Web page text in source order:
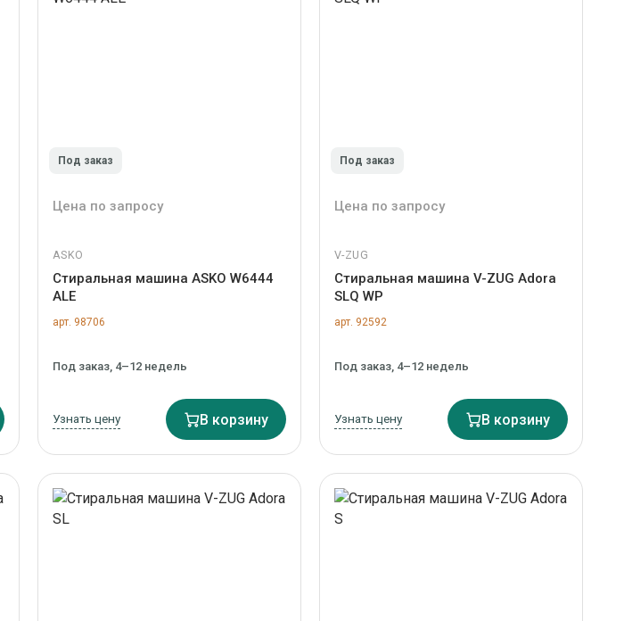
Под заказ
Цена по запросу
ASKO
Стиральная машина ASKO W6444
ALE
арт. 98706
Под заказ, 4–12 недель
Узнать цену В корзину
Под заказ
Цена по запросу
V-ZUG
Стиральная машина V-ZUG Adora
SLQ WP
арт. 92592
Под заказ, 4–12 недель
Узнать цену В корзину